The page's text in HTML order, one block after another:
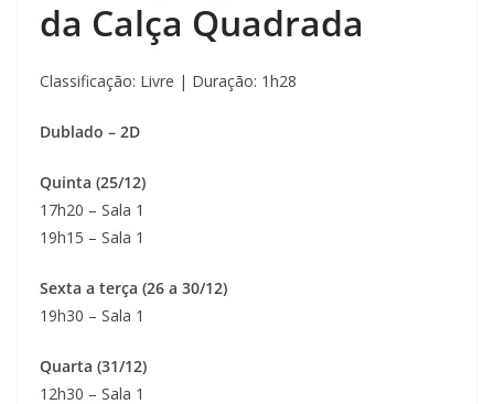
da Calça Quadrada
Classificação: Livre | Duração: 1h28
Dublado – 2D
Quinta (25/12)
17h20 – Sala 1
19h15 – Sala 1
Sexta a terça (26 a 30/12)
19h30 – Sala 1
Quarta (31/12)
12h30 – Sala 1